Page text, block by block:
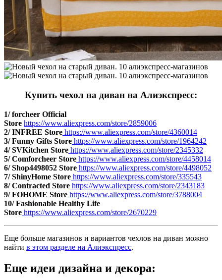
Купить чехол на диван на Алиэкспресс:
1/ forcheer Official
Store https://www.aliexpress.com/store/2859006
2/INFREE Store https://www.aliexpress.com/store/4360014
3/ Funny Gifts Store https://www.aliexpress.com/store/1964242
4/ SVKitchen Store https://www.aliexpress.com/store/2345332
5/ Comforcheer Store https://www.aliexpress.com/store/4458014
6/ Shop4498052 Store https://www.aliexpress.com/store/4498052
7/ ShinyHome Store https://www.aliexpress.com/store/335543
8/ Contracted Store https://www.aliexpress.com/store/2343183
9/ FOHOME Store https://www.aliexpress.com/store/3788004
10/ Fashionable Healthy Life
Store https://www.aliexpress.com/store/2670229
Еще больше магазинов и вариантов чехлов на диван можно
найти в этом разделе на Алиэкспресс.
Еще идеи дизайна и декора: